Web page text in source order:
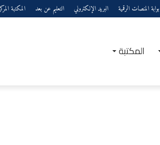
بوابة المنصات الرقمية البريد الإلكتروني التعليم عن بعد المكتبة
المكتبة